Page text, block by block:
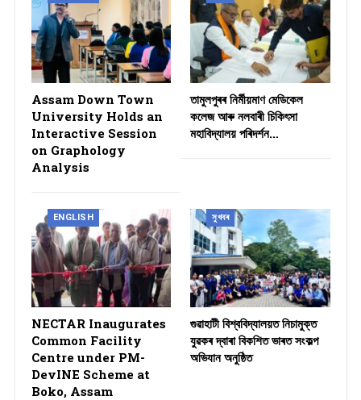
Assam Down Town
University Holds an
Interactive Session
on Graphology
Analysis
তামুলপুৰৰ নিৰ্মীয়মাণ মেডিকেল
কলেজ আৰু নলবাৰী চিকিৎসা
মহাবিদ্যালয় পৰিদৰ্শন…
ENGLISH
NECTAR Inaugurates
Common Facility
Centre under PM-
DevINE Scheme at
Boko, Assam
সুখবৰ
গুৱাহাটী বিশ্ববিদ্যালয়ত নিচামুক্ত
যুৱকৰ দ্বাৰা বিকশিত ভাৰত সংকল্প
অভিযান অনুষ্ঠিত